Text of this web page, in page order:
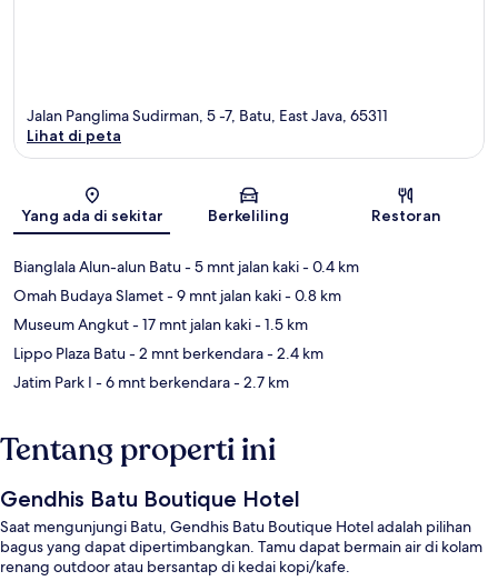
Peta
Jalan Panglima Sudirman, 5 -7, Batu, East Java, 65311
Lihat di peta
Yang ada di sekitar Berkeliling Restoran
Bianglala Alun-alun Batu- 5 mnt jalan kaki- 0.4 km
Omah Budaya Slamet- 9 mnt jalan kaki- 0.8 km
Museum Angkut- 17 mnt jalan kaki- 1.5 km
Lippo Plaza Batu- 2 mnt berkendara- 2.4 km
Jatim Park I - 6 mnt berkendara- 2.7 km
Tentang properti ini
Gendhis Batu Boutique Hotel
Saat mengunjungi Batu, Gendhis Batu Boutique Hotel adalah pilihan
bagus yang dapat dipertimbangkan. Tamu dapat bermain air di kolam
renang outdoor atau bersantap di kedai kopi/kafe.